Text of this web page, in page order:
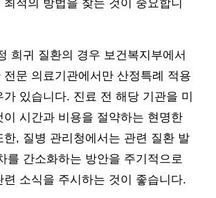
적의 방법을 찾는 것이 중요합니
희귀 질환의 경우 보건복지부에서
전문 의료기관에서만 산정특례 적용
있습니다. 진료 전 해당 기관을 미
이 시간과 비용을 절약하는 현명한
한, 질병 관리청에서는 관련 질환 발
를 간소화하는 방안을 주기적으로
련 소식을 주시하는 것이 좋습니다.